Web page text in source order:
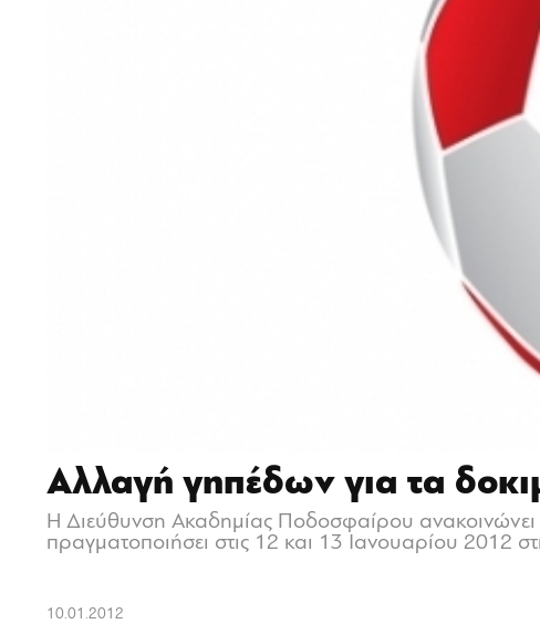
Αλλαγή γηπέδων για τα
Η Διεύθυνση Ακαδημίας Ποδοσφαίρου
πραγματοποιήσει στις 12 και 13 Ιανουαρίου 2012
10.01.2012